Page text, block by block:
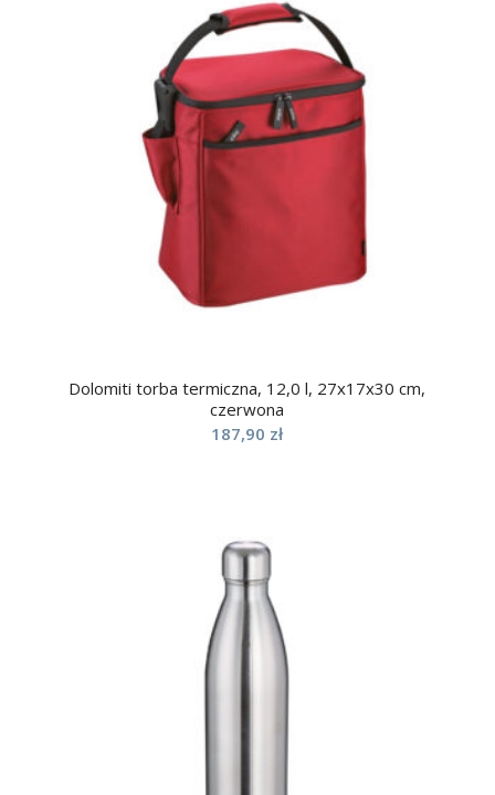
Dolomiti torba termiczna, 12,0 l, 27x17x30 cm,
czerwona
187,90 zł